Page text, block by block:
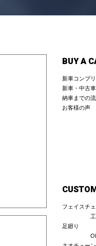
BUY A
新車コンプ
新車・中古
納車までの
お客様の声
フェイスチ
足廻り